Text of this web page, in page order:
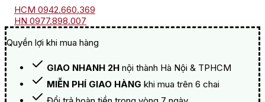
HCM 0942.660.369
HN 0977.898.007
Quyền lợi khi mua hàng
GIAO NHANH 2H nội thành Hà Nội & TPHCM
MIỄN PHÍ GIAO HÀNG khi mua trên 6 chai